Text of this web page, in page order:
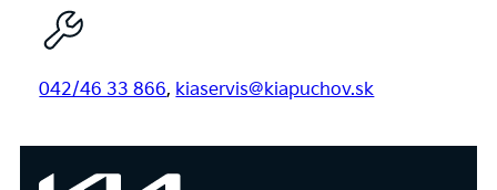
042/46 33 866, kiaservis@kiapuchov.sk